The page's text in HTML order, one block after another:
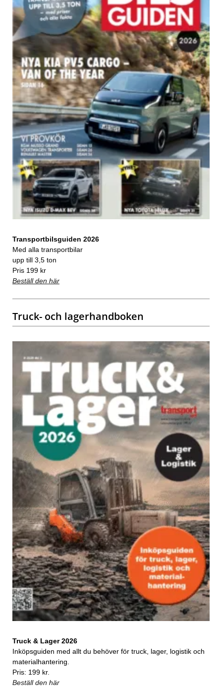
Transportbilsguiden 2026
Med alla transportbilar
upp till 3,5 ton
Pris 199 kr
Beställ den här
Truck- och lagerhandboken
Truck & Lager 2026
Inköpsguiden med allt du behöver för truck, lager, logistik och
materialhantering.
Pris: 199 kr.
Beställ den här